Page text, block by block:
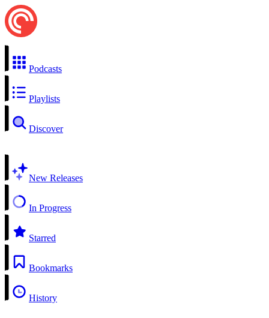
Podcasts
Playlists
Discover
New Releases
In Progress
Starred
Bookmarks
History